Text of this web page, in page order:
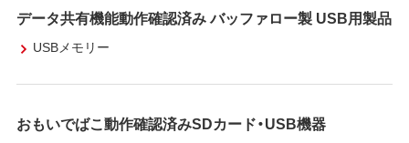
データ共有機能動作確認済み バッファロー製 USB用製品
USBメモリー
おもいでばこ動作確認済みSDカード・USB機器